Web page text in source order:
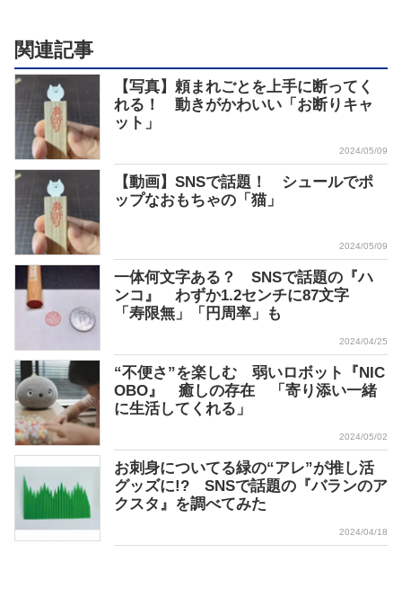
関連記事
【写真】頼まれごとを上手に断ってく
れる！ 動きがかわいい「お断りキャ
ット」
2024/05/09
【動画】SNSで話題！ シュールでポ
ップなおもちゃの「猫」
2024/05/09
一体何文字ある？ SNSで話題の『ハ
ンコ』 わずか1.2センチに87文字
「寿限無」「円周率」も
2024/04/25
“不便さ”を楽しむ 弱いロボット『NIC
OBO』 癒しの存在 「寄り添い一緒
に生活してくれる」
2024/05/02
お刺身についてる緑の“アレ”が推し活
グッズに!? SNSで話題の『バランのア
クスタ』を調べてみた
2024/04/18